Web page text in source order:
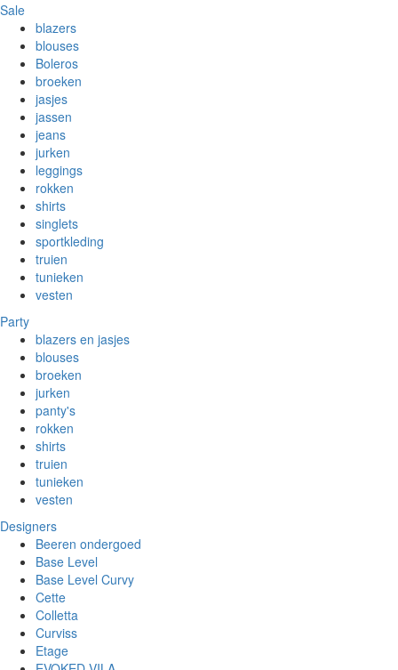
Sale
blazers
blouses
Boleros
broeken
jasjes
jassen
jeans
jurken
leggings
rokken
shirts
singlets
sportkleding
truien
tunieken
vesten
Party
blazers en jasjes
blouses
broeken
jurken
panty's
rokken
shirts
truien
tunieken
vesten
Designers
Beeren ondergoed
Base Level
Base Level Curvy
Cette
Colletta
Curviss
Etage